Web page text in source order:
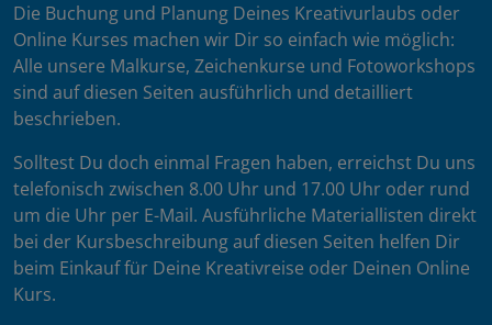
Die Buchung und Planung Deines Kreativurlaubs oder
Online Kurses machen wir Dir so einfach wie möglich:
Alle unsere Malkurse, Zeichenkurse und Fotoworkshops
sind auf diesen Seiten ausführlich und detailliert
beschrieben.
Solltest Du doch einmal Fragen haben, erreichst Du uns
telefonisch zwischen 8.00 Uhr und 17.00 Uhr oder rund
um die Uhr per E-Mail. Ausführliche Materiallisten direkt
bei der Kursbeschreibung auf diesen Seiten helfen Dir
beim Einkauf für Deine Kreativreise oder Deinen Online
Kurs.